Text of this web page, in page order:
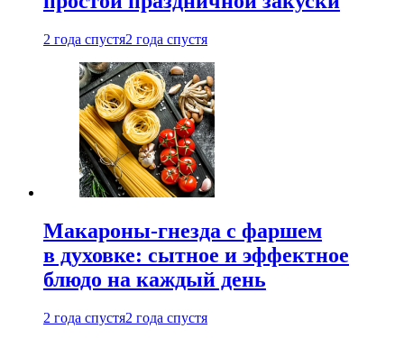
2 года спустя2 года спустя
Макароны-гнезда с фаршем
в духовке: сытное и эффектное
блюдо на каждый день
2 года спустя2 года спустя